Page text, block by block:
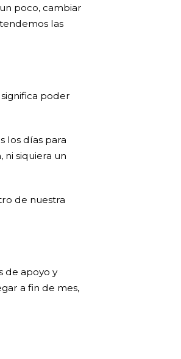
poco, cambiar
las
poder
los días para
ni siquiera un
de nuestra
de apoyo y
a fin de mes,